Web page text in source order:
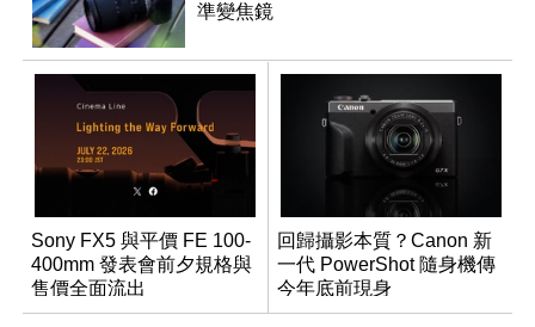
準變焦鏡
Sony FX5 與平價 FE 100-
400mm 發表會前夕規格與
售價全面流出
回歸攝影本質？Canon 新
一代 PowerShot 隨身機傳
今年底前現身